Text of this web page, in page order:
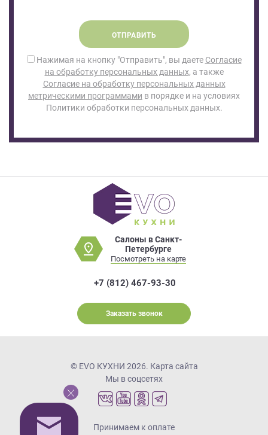
ОТПРАВИТЬ
Нажимая на кнопку "Отправить", вы даете Согласие
на обработку персональных данных, а также
Согласие на обработку персональных данных
метрическими программами в порядке и на условиях
Политики обработки персональных данных.
Салоны в Санкт-
Петербурге
Посмотреть на карте
+7 (812) 467-93-30
Заказать звонок
© EVO КУХНИ 2026. Карта сайта
Мы в соцсетях
Принимаем к оплате